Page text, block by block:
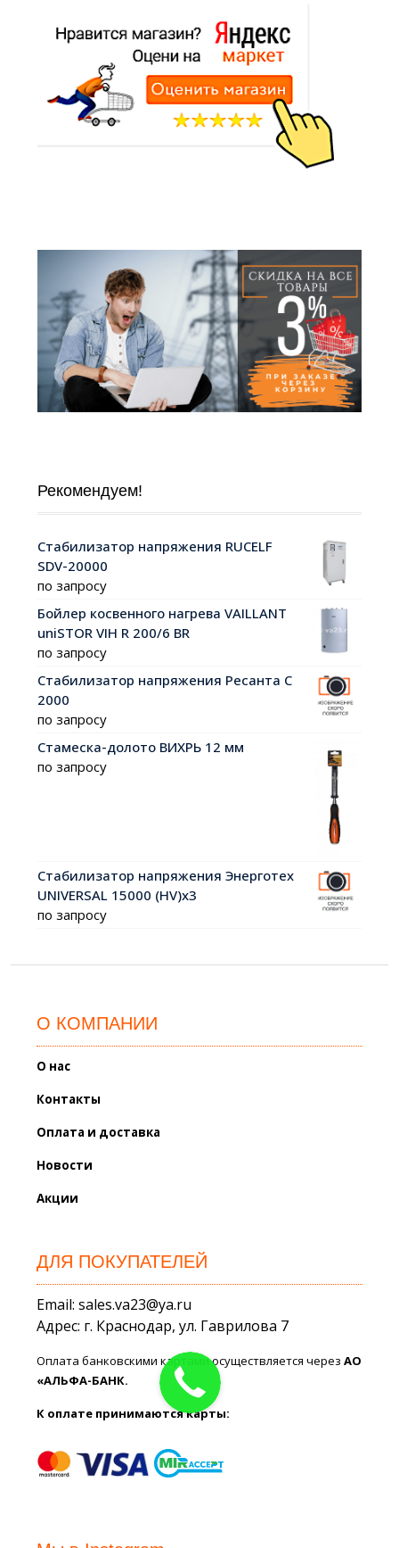
Рекомендуем!
Стабилизатор напряжения RUCELF
SDV-20000
по запросу
Бойлер косвенного нагрева VAILLANT
uniSTOR VIH R 200/6 ВR
по запросу
Стабилизатор напряжения Ресанта С
2000
по запросу
Стамеска-долото ВИХРЬ 12 мм
по запросу
Стабилизатор напряжения Энерготех
UNIVERSAL 15000 (HV)х3
по запросу
О КОМПАНИИ
О нас
Контакты
Оплата и доставка
Новости
Акции
ДЛЯ ПОКУПАТЕЛЕЙ
Email: sales.va23@ya.ru
Адрес: г. Краснодар, ул. Гаврилова 7
Оплата банковскими картами осуществляется черезАО
«АЛЬФА-БАНК.
К оплате принимаются карты: